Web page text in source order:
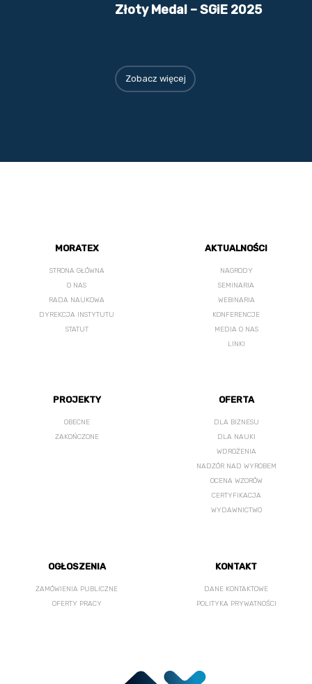
Złoty Medal – SGiE 2025
Zobacz więcej
MORATEX
STRONA GŁÓWNA
O NAS
RADA NAUKOWA
DYREKCJA INSTYTUTU
STATUT
AKTUALNOŚCI
NAGRODY
SEMINARIA
WEBINARIA
KONFERENCJE
MEDIA O NAS
LINKI
PROJEKTY
OBECNE
ZAKOŃCZONE
OFERTA
DLA BIZNESU
DLA NAUKI
WDROŻENIA
NADZÓR NAD WYROBEM
OCENA WZORÓW
CERTYFIKACJA
WYDAWNICTWO
OGŁOSZENIA
ZAMÓWIENIA PUBLICZNE
OFERTY PRACY
KONTAKT
DANE KONTAKTOWE
POLITYKA PRYWATNOŚCI